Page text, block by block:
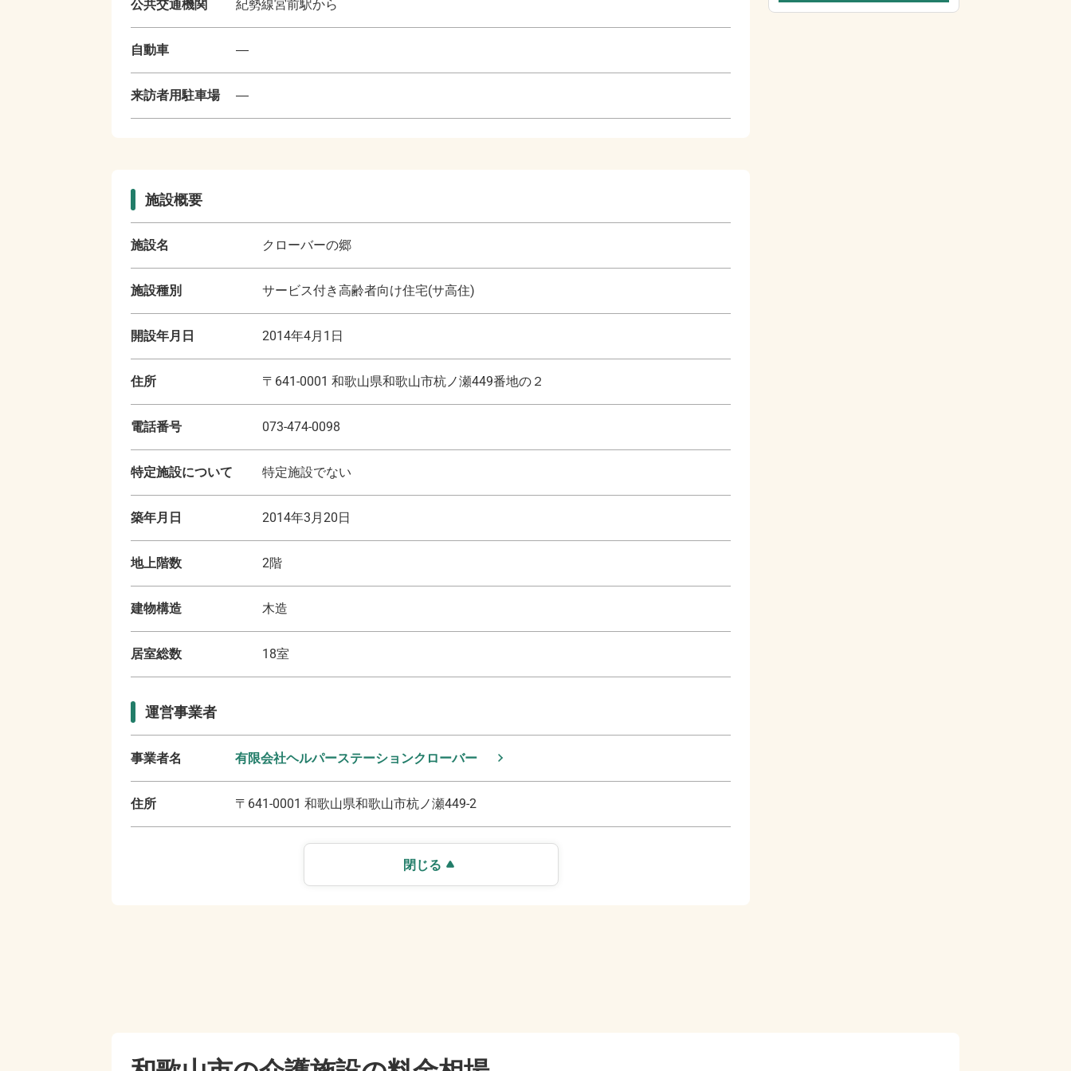
公共交通機関 紀勢線宮前駅から
自動車 ―
来訪者用駐車場 ―
施設概要
施設名 クローバーの郷
施設種別 サービス付き高齢者向け住宅(サ高住)
開設年月日 2014年4月1日
住所 〒 641-0001 和歌山県和歌山市杭ノ瀬449番地の２
電話番号 073-474-0098
特定施設について 特定施設でない
築年月日 2014年3月20日
地上階数 2階
建物構造 木造
居室総数 18室
運営事業者
事業者名 有限会社ヘルパーステーションクローバー
住所 〒 641-0001 和歌山県和歌山市杭ノ瀬449-2
閉じる